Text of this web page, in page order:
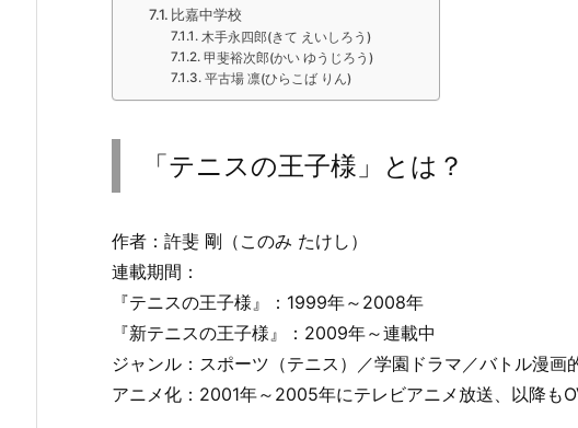
比嘉中学校
木手永四郎(きて えいしろう)
甲斐裕次郎(かい ゆうじろう)
平古場 凛(ひらこば りん)
「テニスの王子様」とは？
作者：許斐 剛（このみ たけし）
連載期間：
『テニスの王子様』：1999年～2008年
『新テニスの王子様』：2009年～連載中
ジャンル：スポーツ（テニス）／学園ドラマ／バトル漫画
アニメ化：2001年～2005年にテレビアニメ放送、以降も